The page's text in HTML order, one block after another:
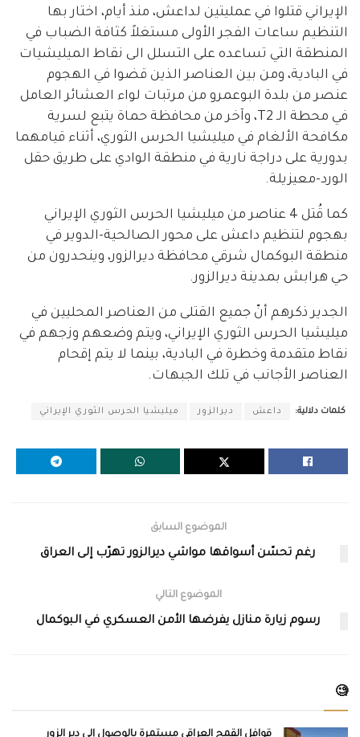
الإيراني قتلوا في عمليتين لداعش، منذ أيام، اختار بها
التنظيم ساعات الفجر الأولى مستغلاً كثافة الضباب في
المنطقة التي تساعده على التسلل الى نقاط الميليشيات
في البادية، ومن بين العناصر الذين قضوا في الهجوم
عنصر من بلدة البوعمرو من مرتبات لواء العشائر العامل
في محطة الـ T2، وآخر من محافظة حماة يتبع لسرية
مكافحة الألغام في ميليشيا الحرس الثوري، أثناء قيامهما
بدورية على دراجة نارية في منطقة الوادي على طريق حقل
الورد-معيزيلة.
كما قُتل 4 عناصر من ميليشيا الحرس الثوري الإيراني
بهجوم لتنظيم داعش على محور الصالحية-الدوير في
منطقة البوكمال شرقي محافظة ديرالزور، وينحدرون من
حي هرابش بمدينة ديرالزور.
الجدير ذكرهم أنّ جميع القتلى من العناصر المحليين في
ميليشيا الحرس الثوري الإيراني، ويتم وضعهم وزجهم في
نقاط متقدمة وخطرة في البادية، بينما لا يتم إقحام
العناصر الأجانب في تلك الجبهات.
كلمات دلالية: داعش ديرالزور ميليشيا الحرس الثوري الإيراني
الموضوع السابق
رغم تحسّن أسواقها مواشي ديرالزور تهرّب إلى العراق
الموضوع التالي
رسوم زيارة منازل يفرضها الأمن العسكري في البوكمال
🧐
قوافل القمح العراقي مستمرة بالوصول إلى دير الزور